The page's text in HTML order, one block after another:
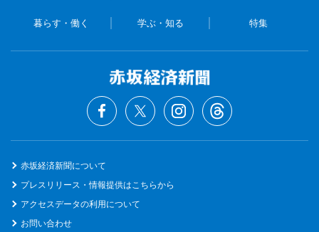
暮らす・働く 学ぶ・知る 特集
赤坂経済新聞について
プレスリリース・情報提供はこちらから
アクセスデータの利用について
お問い合わせ